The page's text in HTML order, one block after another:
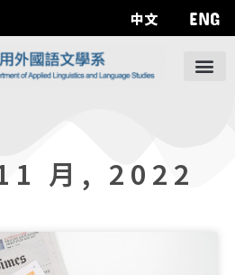
中文 ENG
月, 2022